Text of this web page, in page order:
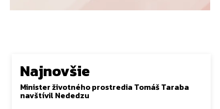
Najnovšie
Minister životného prostredia Tomáš Taraba
navštívil Nededzu